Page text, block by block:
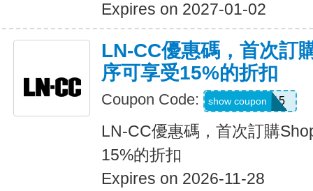
Expires on 2027-01-02
LN-CC優惠碼，首次訂
序可享受15%的折扣
Coupon Code: APP15
show coupon
LN-CC優惠碼，首次訂購
15%的折扣
Expires on 2026-11-28